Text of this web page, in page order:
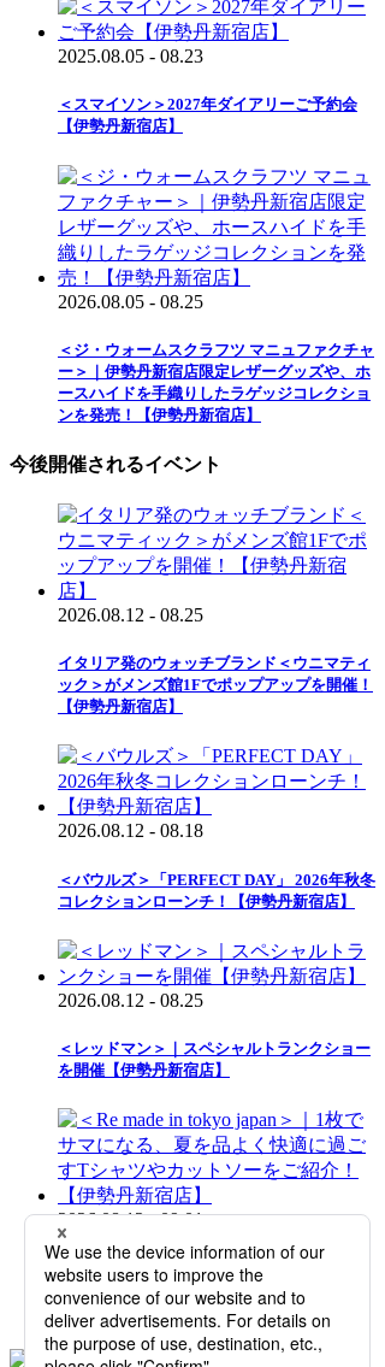
2025.08.05 - 08.23
＜スマイソン＞2027年ダイアリーご予約会
【伊勢丹新宿店】
2026.08.05 - 08.25
＜ジ・ウォームスクラフツ マニュファクチャ
ー＞｜伊勢丹新宿店限定レザーグッズや、ホ
ースハイドを手織りしたラゲッジコレクショ
ンを発売！【伊勢丹新宿店】
今後開催されるイベント
2026.08.12 - 08.25
イタリア発のウォッチブランド＜ウニマティ
ック＞がメンズ館1Fでポップアップを開催！
【伊勢丹新宿店】
2026.08.12 - 08.18
＜バウルズ＞「PERFECT DAY」 2026年秋冬
コレクションローンチ！【伊勢丹新宿店】
2026.08.12 - 08.25
＜レッドマン＞｜スペシャルトランクショー
を開催【伊勢丹新宿店】
2026.08.12 - 09.01
＜Re made in tokyo japan＞｜1枚でサマにな
る、夏を品よく快適に過ごすTシャツやカッ
トソーをご紹介！【伊勢丹新宿店】